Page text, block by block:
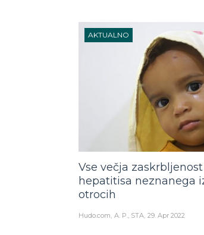
AKTUALNO
Vse večja
hepatitisa neznanega
otrocih
Hudo.com A. P., STA 29. Apr 2022